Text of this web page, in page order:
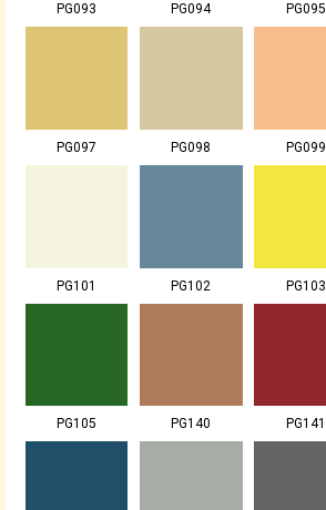
PG093 PG094 PG095
PG097 PG098 PG099
PG101 PG102 PG103
PG105 PG140 PG141